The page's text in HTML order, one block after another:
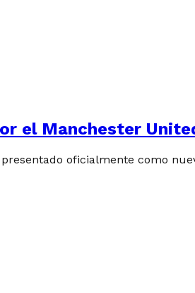
el Manchester
oficialmente como